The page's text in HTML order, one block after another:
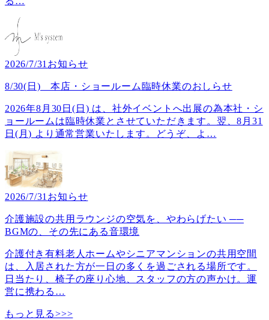
2026/7/31 お知らせ
8/30(日) 本店・ショールーム臨時休業のおしらせ
2026年8月30日(日) は、社外イベントへ出展の為本社・シ
ョールームは臨時休業とさせていただきます。翌、8月31
日(月) より通常営業いたします。どうぞ、よ …
2026/7/31 お知らせ
介護施設の共用ラウンジの空気を、やわらげたい ──
BGMの、その先にある音環境
介護付き有料老人ホームやシニアマンションの共用空間
は、入居された方が一日の多くを過ごされる場所です。
日当たり、椅子の座り心地、スタッフの方の声かけ。運
営に携わる …
もっと見る>>>